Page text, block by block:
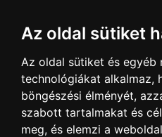
Az oldal sütiket
Az oldal sütiket és egyéb
technológiákat alkalmaz,
böngészési élményét,
szabott tartalmakat és
meg, és elemzi a